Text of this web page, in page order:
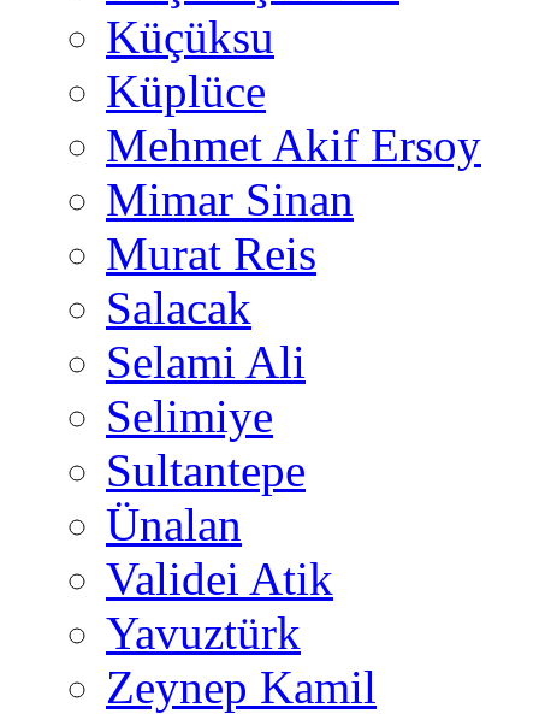
Küçüksu
Küplüce
Mehmet Akif Ersoy
Mimar Sinan
Murat Reis
Salacak
Selami Ali
Selimiye
Sultantepe
Ünalan
Validei Atik
Yavuztürk
Zeynep Kamil